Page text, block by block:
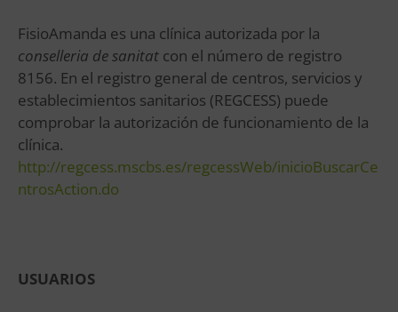
FisioAmanda es una clínica autorizada por la
conselleria de sanitat con el número de registro
8156. En el registro general de centros, servicios y
establecimientos sanitarios (REGCESS) puede
comprobar la autorización de funcionamiento de la
clínica.
http://regcess.mscbs.es/regcessWeb/inicioBuscarCe
ntrosAction.do
USUARIOS